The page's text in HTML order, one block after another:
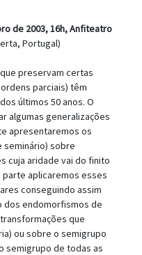
de 2003, 16h, Anfiteatro
Portugal)
preservam certas
parciais) têm
últimos 50 anos. O
algumas generalizações
apresentaremos os
sobre
cuja aridade vai do finito
parte aplicaremos esses
conseguindo assim
dos endomorfismos de
que
ou sobre o semigrupo
semigrupo de todas as